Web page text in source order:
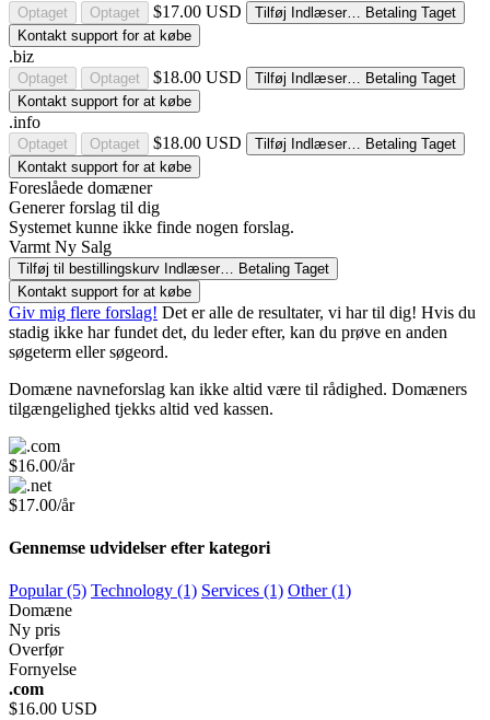
Optaget Optaget $17.00 USD Tilføj Indlæser… Betaling Taget
Kontakt support for at købe
.biz
Optaget Optaget $18.00 USD Tilføj Indlæser… Betaling Taget
Kontakt support for at købe
.info
Optaget Optaget $18.00 USD Tilføj Indlæser… Betaling Taget
Kontakt support for at købe
Foreslåede domæner
Generer forslag til dig
Systemet kunne ikke finde nogen forslag.
Varmt Ny Salg
Tilføj til bestillingskurv Indlæser… Betaling Taget
Kontakt support for at købe
Giv mig flere forslag! Det er alle de resultater, vi har til dig! Hvis du
stadig ikke har fundet det, du leder efter, kan du prøve en anden
søgeterm eller søgeord.
Domæne navneforslag kan ikke altid være til rådighed. Domæners
tilgængelighed tjekks altid ved kassen.
$16.00/år
$17.00/år
Gennemse udvidelser efter kategori
Popular (5) Technology (1) Services (1) Other (1)
Domæne
Ny pris
Overfør
Fornyelse
.com
$16.00 USD